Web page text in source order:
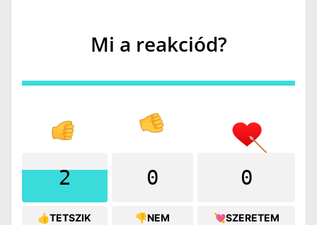
Mi a reakciód?
2
👍TETSZIK
0
👎NEM
0
💘SZERETEM